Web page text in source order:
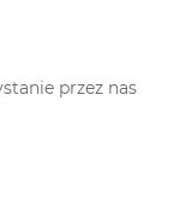
przez nas